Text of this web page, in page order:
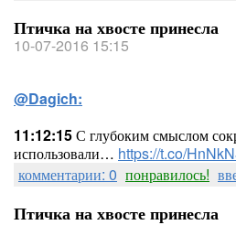
Птичка на хвосте принесла
10-07-2016 15:15
@Dagich:
11:12:15С глубоким смыслом
использовали… https://t.co/
комментарии: 0 понравилось!
Птичка на хвосте принесла